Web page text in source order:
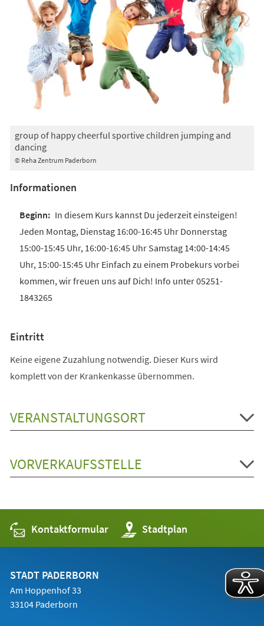
© Reha Zentrum Paderborn
group of happy cheerful sportive children jumping and
dancing
Informationen
In diesem Kurs kannst Du jederzeit einsteigen!
Jeden Montag, Dienstag 16:00-16:45 Uhr Donnerstag
15:00-15:45 Uhr, 16:00-16:45 Uhr Samstag 14:00-14:45
Uhr, 15:00-15:45 Uhr Einfach zu einem Probekurs vorbei
kommen, wir freuen uns auf Dich! Info unter 05251-
1843265
Eintritt
Keine eigene Zuzahlung notwendig. Dieser Kurs wird
komplett von der Krankenkasse übernommen.
VERANSTALTUNGSORT
VORVERKAUFSSTELLE
Kontaktformular Stadtplan
(Öffnet
in
einem
STADT PADERBORN
Am Hoppenhof 33
33104 Paderborn